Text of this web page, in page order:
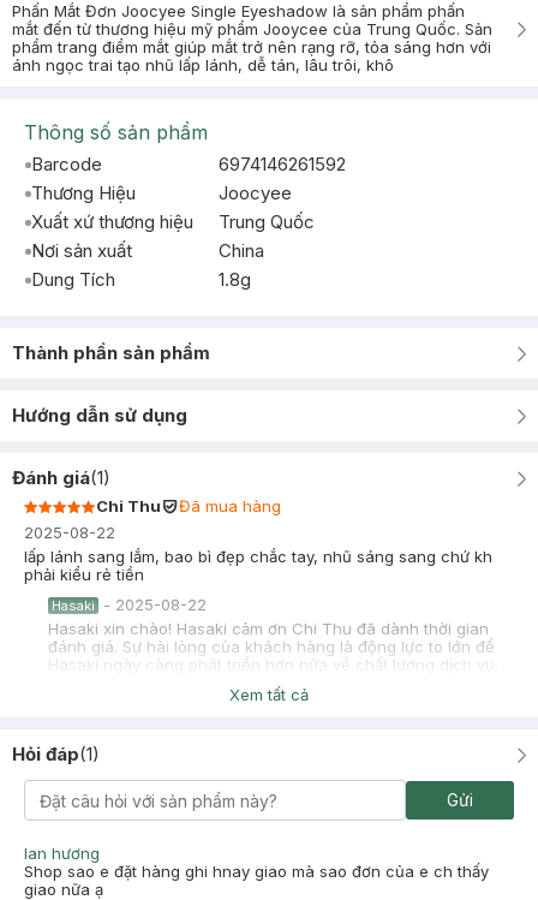
Phấn Mắt Đơn Joocyee Single Eyeshadow là sản phẩm phấn
mắt đến từ thương hiệu mỹ phẩm Jooycee của Trung Quốc. Sản
phẩm trang điểm mắt giúp mắt trở nên rạng rỡ, tỏa sáng hơn với
ánh ngọc trai tạo nhũ lấp lánh, dễ tán, lâu trôi, khô
Thông số sản phẩm
Barcode
6974146261592
Thương Hiệu
Joocyee
Xuất xứ thương hiệu
Trung Quốc
Nơi sản xuất
China
Dung Tích
1.8g
Thành phần sản phẩm
Hướng dẫn sử dụng
Đánh giá(1)
Chi Thu
Đã mua hàng
2025-08-22
lấp lánh sang lắm, bao bì đẹp chắc tay, nhũ sáng sang chứ kh
phải kiểu rẻ tiền
Hasaki - 2025-08-22
Hasaki xin chào! Hasaki cảm ơn Chi Thu đã dành thời gian
đánh giá. Sự hài lòng của khách hàng là động lực to lớn để
Hasaki ngày càng phát triển hơn nữa về chất lượng dịch vụ.
Cảm ơn bạn đã tin tưởng và mua sắm tại Hasaki!
Xem tất cả
Hỏi đáp(1)
Gửi
lan hương
Shop sao e đặt hàng ghi hnay giao mà sao đơn của e ch thấy
giao nữa ạ